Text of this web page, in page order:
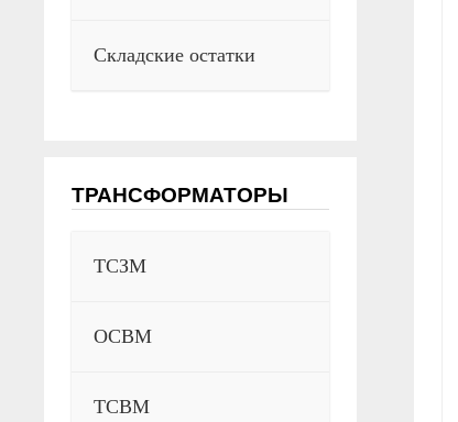
Складские остатки
ТРАНСФОРМАТОРЫ
ТСЗМ
ОСВМ
ТСВМ